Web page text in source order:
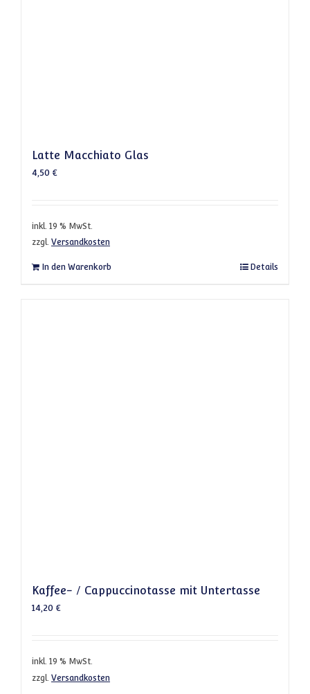
Latte Macchiato Glas
4,50 €
inkl. 19 % MwSt.
zzgl. Versandkosten
In den Warenkorb Details
Kaffee- / Cappuccinotasse mit Untertasse
14,20 €
inkl. 19 % MwSt.
zzgl. Versandkosten